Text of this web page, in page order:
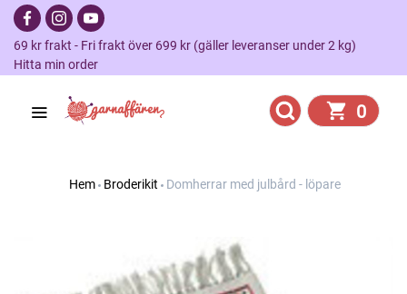
69 kr frakt - Fri frakt över 699 kr (gäller leveranser under 2 kg)
Hitta min order
0
Hem Broderikit Domherrar med julbård - löpare